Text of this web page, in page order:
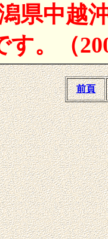
県中越
。（
前頁